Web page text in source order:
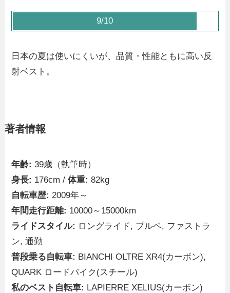
9/10
日本の夏は使いにくいが、品質・性能ともに高い反
射ベスト。
著者情報
年齢: 39歳（執筆時）
身長: 176cm /体重: 82kg
自転車歴: 2009年～
年間走行距離: 10000～15000km
ライドスタイル: ロングライド, ブルベ, ファストラ
ン, 通勤
普段乗る自転車: BIANCHI OLTRE XR4(カーボン),
QUARK ロードバイク(スチール)
私のベスト自転車: LAPIERRE XELIUS(カーボン)